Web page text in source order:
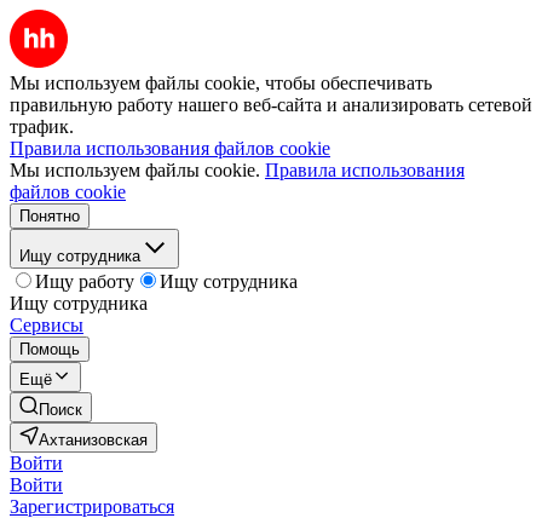
Мы используем файлы cookie, чтобы обеспечивать
правильную работу нашего веб-сайта и анализировать сетевой
трафик.
Правила использования файлов cookie
Мы используем файлы cookie. Правила использования
файлов cookie
Понятно
Ищу сотрудника
Ищу работу
Ищу сотрудника
Ищу сотрудника
Сервисы
Помощь
Ещё
Поиск
Ахтанизовская
Войти
Войти
Зарегистрироваться